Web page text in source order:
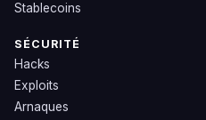
Stablecoins
SÉCURITÉ
Hacks
Exploits
Arnaques